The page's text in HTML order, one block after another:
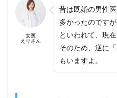
女医
えりさん
昔は既婚の男性
多かったのです
といわれて、現
そのため、逆に
もいますよ。